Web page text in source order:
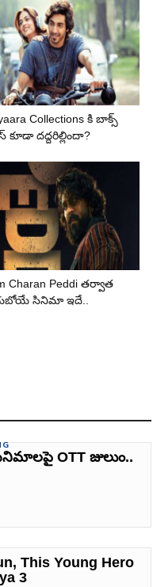
Collections కి బాక్స్
కూడా దద్దరిల్లిందా?
Charan Peddi తర్వాత
సినిమా ఇదే..
OTT జులుం..
This Young Hero
3